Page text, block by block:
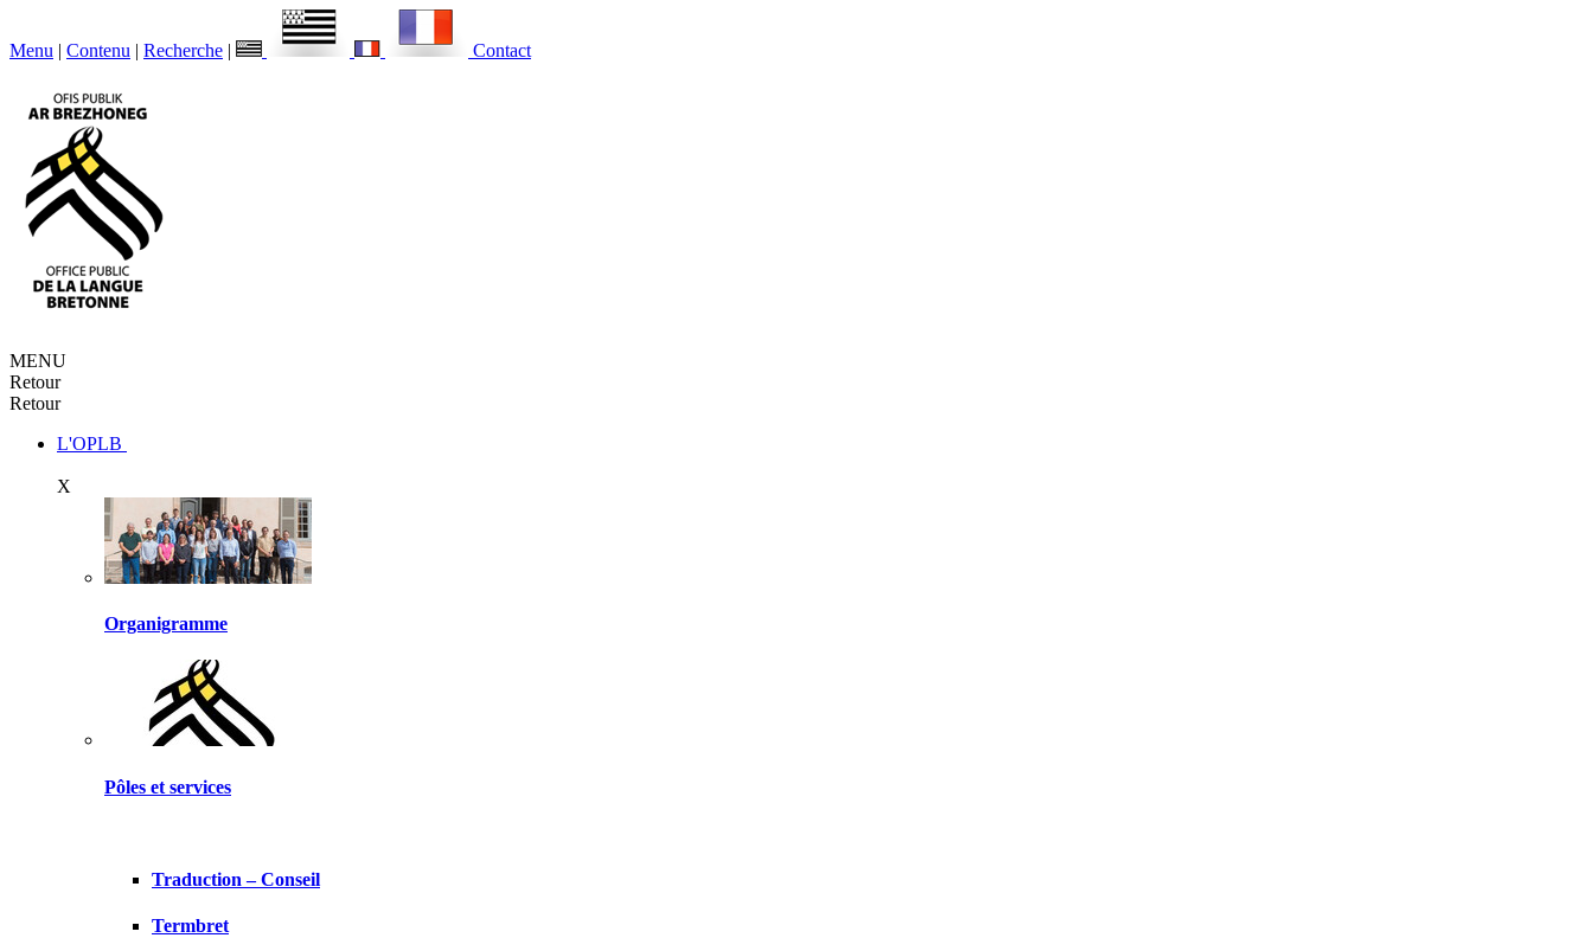
Menu | Contenu | Recherche | Contact
MENU
Retour
Retour
L'OPLB
X
Organigramme
Pôles et services
Traduction – Conseil
Termbret